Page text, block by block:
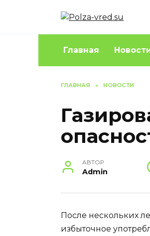
Главная
ГЛАВНАЯ » НОВОСТИ
АВТОР
Admin
После нескольких
избыточное